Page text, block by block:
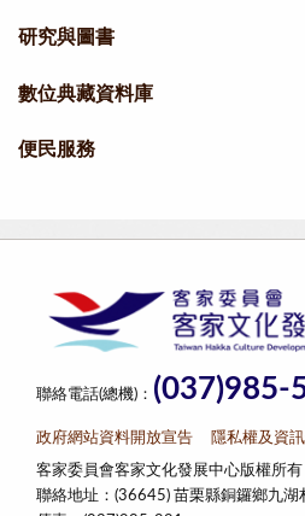
研究與圖書
數位典藏資料庫
便民服務
聯絡電話(總機)： (037)985-
政府網站資料開放宣告 隱私權及資
客家委員會客家文化發展中心版權所
聯絡地址：(36645) 苗栗縣銅鑼鄉九湖